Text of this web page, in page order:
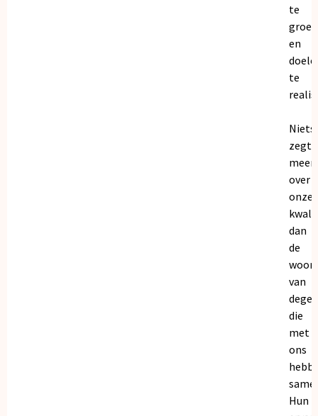
te
en
te
Niets
zegt
meer
over
onze
dan
de
van
die
met
ons
Hun